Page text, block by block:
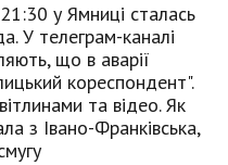
у Ямниці сталась
У телеграм-каналі
що в аварії
кореспондент".
та відео. Як
з Івано-Франківська,